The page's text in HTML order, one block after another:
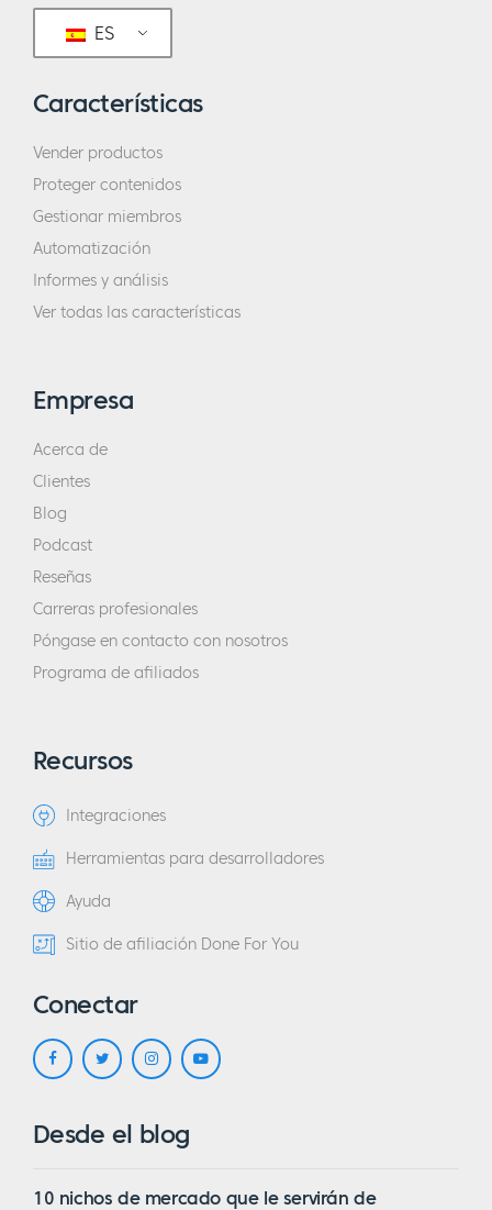
ES
Características
Vender productos
Proteger contenidos
Gestionar miembros
Automatización
Informes y análisis
Ver todas las características
Empresa
Acerca de
Clientes
Blog
Podcast
Reseñas
Carreras profesionales
Póngase en contacto con nosotros
Programa de afiliados
Recursos
Integraciones
Herramientas para desarrolladores
Ayuda
Sitio de afiliación Done For You
Conectar
Desde el blog
10 nichos de mercado que le servirán de